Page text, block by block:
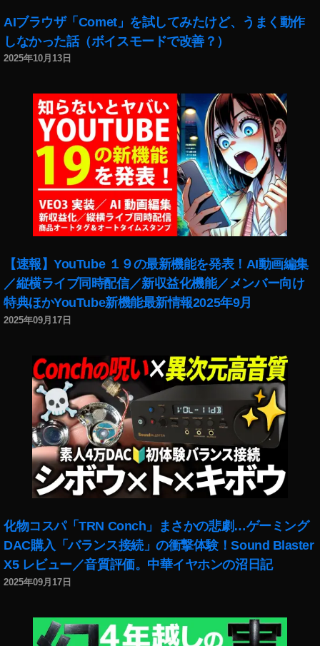
AIブラウザ「Comet」を試してみたけど、うまく動作
しなかった話（ボイスモードで改善？）
2025年10月13日
【速報】YouTube １９の最新機能を発表！AI動画編集
／縦横ライブ同時配信／新収益化機能／メンバー向け
特典ほかYouTube新機能最新情報2025年9月
2025年09月17日
化物コスパ「TRN Conch」まさかの悲劇…ゲーミング
DAC購入「バランス接続」の衝撃体験！Sound Blaster
X5 レビュー／音質評価。中華イヤホンの沼日記
2025年09月17日